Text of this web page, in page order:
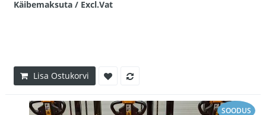
Käibemaksuta / Excl.Vat
Lisa Ostukorvi
SOODUS